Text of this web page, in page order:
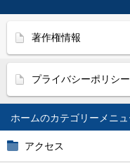
ホーム
アクセス
著作権情報
プライバシーポリシー